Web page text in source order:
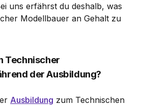
uns erfährst du deshalb, was
Modellbauer an Gehalt zu
Technischer
der Ausbildung?
Ausbildung zum Technischen